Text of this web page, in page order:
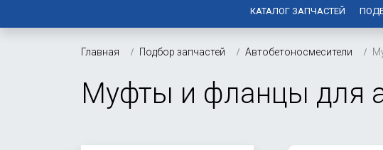
КАТАЛОГ ЗАПЧАСТЕЙ
Главная Подбор запчастей Автобетоносмесители
Муфты и фланцы для